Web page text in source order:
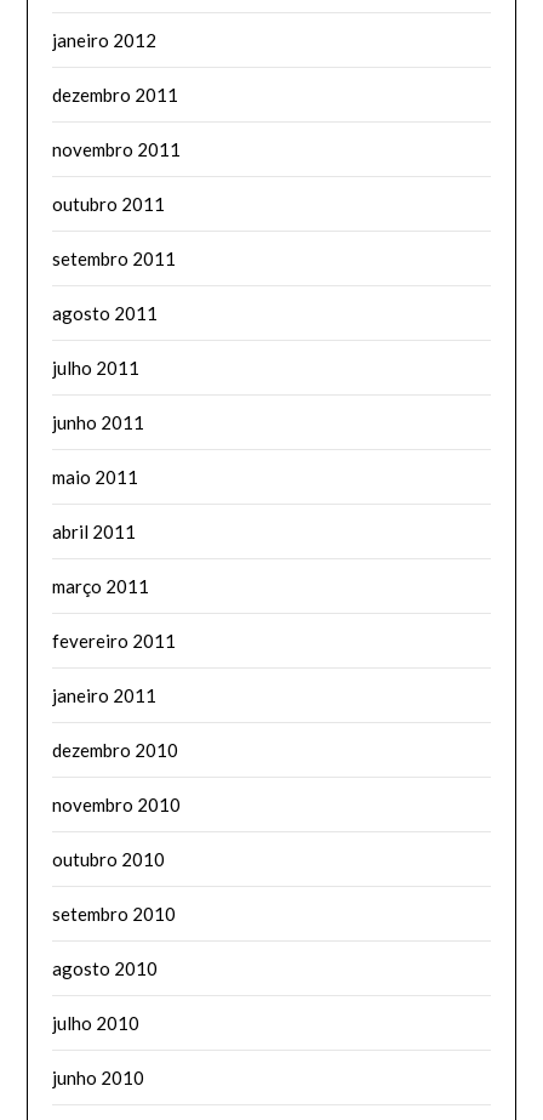
janeiro 2012
dezembro 2011
novembro 2011
outubro 2011
setembro 2011
agosto 2011
julho 2011
junho 2011
maio 2011
abril 2011
março 2011
fevereiro 2011
janeiro 2011
dezembro 2010
novembro 2010
outubro 2010
setembro 2010
agosto 2010
julho 2010
junho 2010